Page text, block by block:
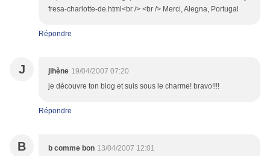
fresa-charlotte-de.html<br /> <br /> Merci, Alegna, Portugal
Répondre
J jihène 19/04/2007 07:20
je découvre ton blog et suis sous le charme! bravo!!!!
Répondre
B b comme bon 13/04/2007 12:01